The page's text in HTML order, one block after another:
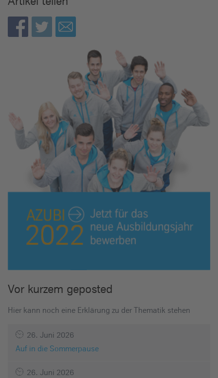
Vor kurzem geposted
Hier kann noch eine Erklärung zu der Thematik stehen
26. Juni 2026
Auf in die Sommerpause
26. Juni 2026